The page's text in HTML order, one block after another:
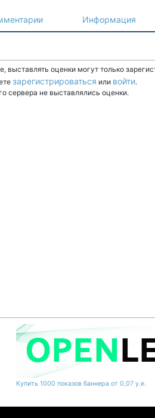
Информация
выставлять оценки могут только
зарегистрироваться или войти.
сервера не выставлялись оценки.
Купить 1000 показов баннера от 0,07 у.е.